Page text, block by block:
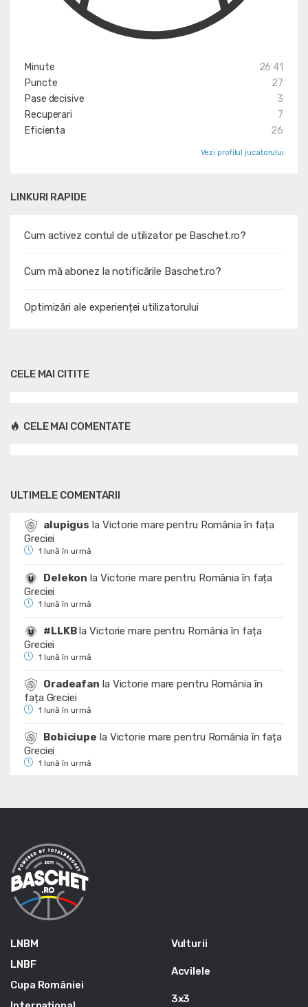
Minute
26:41
Puncte
27
Pase decisive
3
Recuperari
7
Eficienta
26
Vezi profilul jucatorului
LINKURI RAPIDE
Cum activez contul de utilizator pe Baschet.ro?
Cum mă abonez la notificările Baschet.ro?
Optimizări ale experienței utilizatorului
CELE MAI CITITE
CELE MAI COMENTATE
ULTIMELE COMENTARII
alupigus la Victorie mare pentru România în fața
Greciei
1 lună în urmă
Delekon la Victorie mare pentru România în fața
Greciei
1 lună în urmă
#LLKBlaVictorie mare pentru România în fața
Greciei
1 lună în urmă
Oradeafan la Victorie mare pentru România în
fața Greciei
1 lună în urmă
Bobiciupe la Victorie mare pentru România în fața
Greciei
1 lună în urmă
LNBM
LNBF
Cupa României
Vulturii
Acvilele
3x3